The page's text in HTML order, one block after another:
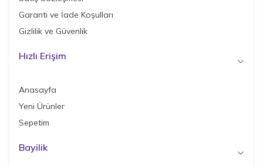
Garanti ve İade Koşulları
Gizlilik ve Güvenlik
Hızlı Erişim
Anasayfa
Yeni Ürünler
Sepetim
Bayilik